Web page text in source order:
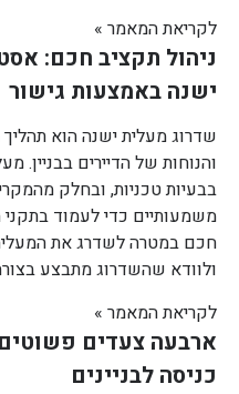
לקריאת המאמר »
ניהול תקציב חכם:
ישנה באמצעות גישור
שדרוג מעלית ישנה הוא
והנוחות של הדיירים בבניין.
בבעיות טכניות, ובחלק
משמעותיים כדי לעמוד בתקני
חכם במטרה לשדרג את
ולוודא שהשדרוג מתבצע
לקריאת המאמר »
ארבעה צעדים פשוטים
כניסה לבניינים